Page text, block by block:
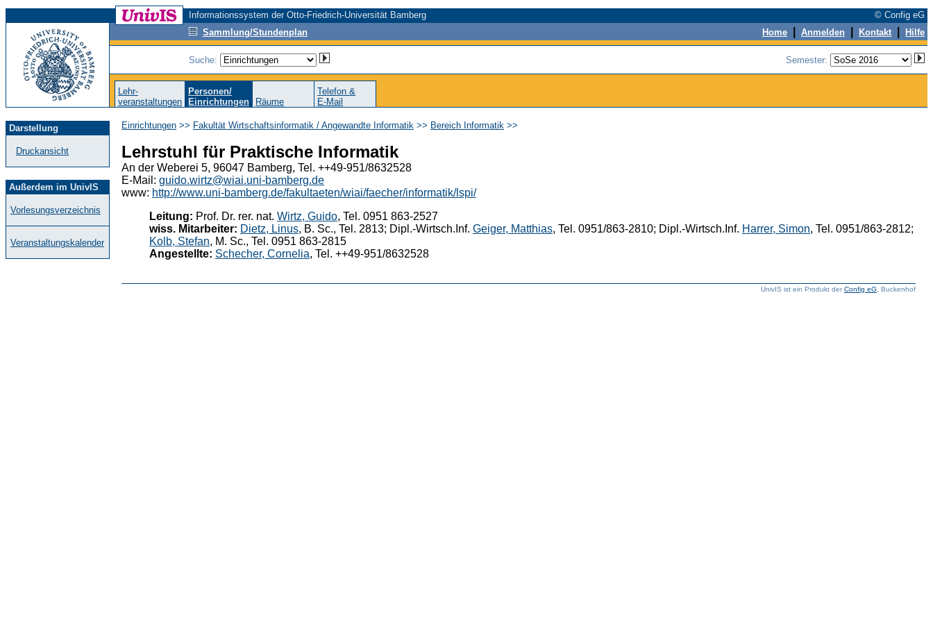
Informationssystem der Otto-Friedrich-Universität Bamberg
© Config eG
Sammlung/Stundenplan
Home Anmelden Kontakt Hilfe
Suche: Semester:
Lehr-
veranstaltungen
Personen/
Einrichtungen
Räume
Telefon &
E-Mail
Darstellung
Druckansicht
Außerdem im UnivIS
Vorlesungsverzeichnis
Veranstaltungskalender
Einrichtungen >> Fakultät Wirtschaftsinformatik / Angewandte Informatik >> Bereich Informatik >>
Lehrstuhl für Praktische Informatik
An der Weberei 5, 96047 Bamberg, Tel. ++49-951/8632528
E-Mail: guido.wirtz@wiai.uni-bamberg.de
www: http://www.uni-bamberg.de/fakultaeten/wiai/faecher/informatik/lspi/
Leitung: Prof. Dr. rer. nat. Wirtz, Guido, Tel. 0951 863-2527
wiss. Mitarbeiter: Dietz, Linus, B. Sc., Tel. 2813; Dipl.-Wirtsch.Inf. Geiger, Matthias, Tel. 0951/863-2810; Dipl.-Wirtsch.Inf. Harrer, Simon, Tel. 0951/863-2812;
Kolb, Stefan, M. Sc., Tel. 0951 863-2815
Angestellte: Schecher, Cornelia, Tel. ++49-951/8632528
UnivIS ist ein Produkt derConfig eG , Buckenhof